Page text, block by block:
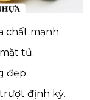
chất mạnh.
tủ.
đẹp.
định kỳ.